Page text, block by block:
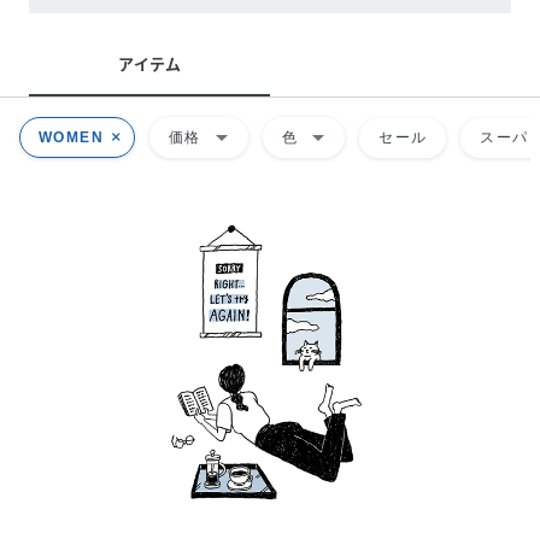
アイテム
WOMEN 価格 arrow_drop_down 色 arrow_drop_down セール スーパ